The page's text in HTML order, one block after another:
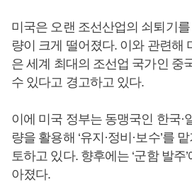
미국은 오랜 조선산업의 쇠퇴기
량이 크게 떨어졌다. 이와 관련해
은 세계 최대의 조선업 국가인 중
수 있다고 경고하고 있다.
이에 미국 정부는 동맹국인 한국·
량을 활용해 ‘유지·정비·보수’를
토하고 있다. 향후에는 ‘군함 발주
아졌다.